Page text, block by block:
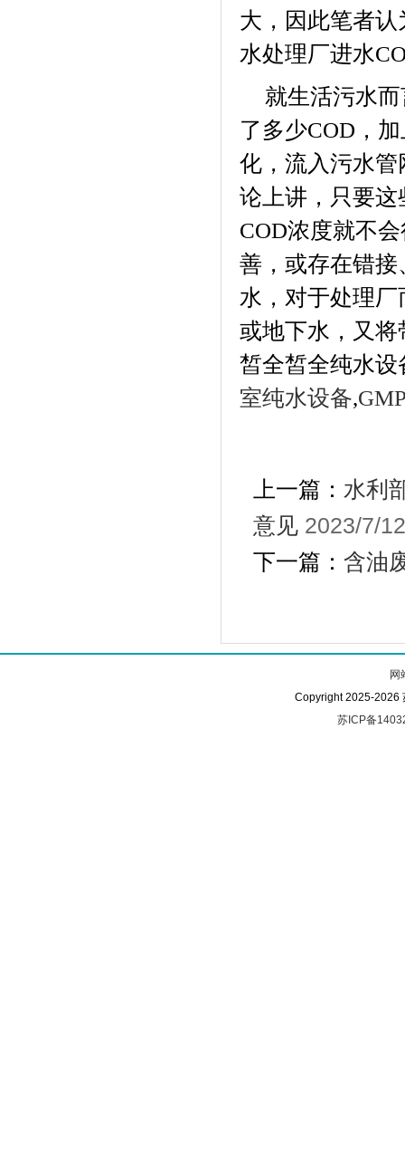
大，因此笔者
水处理厂进水
就生活污水
了多少COD ，
化，流入污水管
论上讲，只要
COD浓度就不
善，或存在错
水，对于处理
或地下水，又
皙全皙全纯水
室纯水设备,
上一篇： 水利
意见 2023/7/12
下一篇： 含油
网
Copyright 2025-2026
苏ICP备